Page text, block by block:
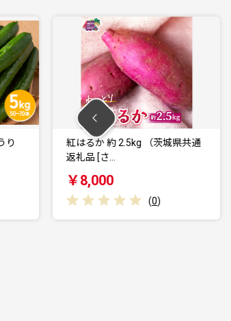
（茨城県共通
紅はるか 約 2.5kg （3回